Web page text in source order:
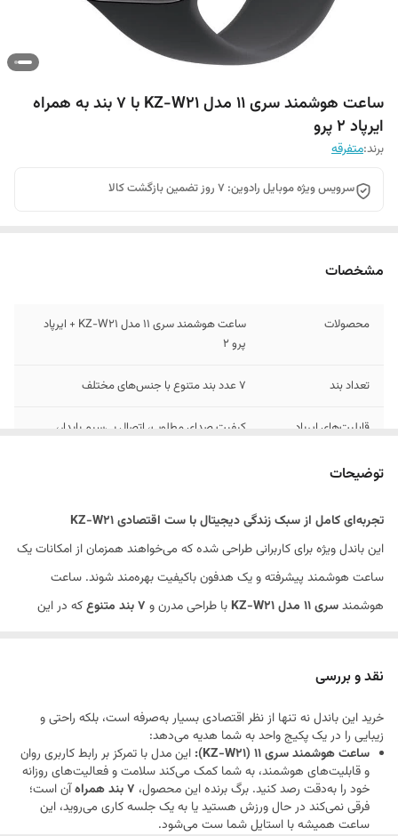
ساعت هوشمند سری 11 مدل KZ-W21 با 7 بند به همراه
ایرپاد 2 پرو
برند:متفرقه
سرویس ویژه موبایل رادوین: 7 روز تضمین بازگشت کالا
مشخصات
محصولات
ساعت هوشمند سری 11 مدل KZ-W21 + ایرپاد
پرو 2
تعداد بند 7 عدد بند متنوع با جنس‌های مختلف
قابلیت‌های ایرپاد
کیفیت صدای مطلوب، اتصال بی‌سیم پایدار،
طراحی مدرن، ارگونومیک و مناسب برای تمام سلیقه‌ها
توضیحات
تجربه‌ای کامل از سبک زندگی دیجیتال با ست اقتصادی KZ-W21
این باندل ویژه برای کاربرانی طراحی شده که می‌خواهند همزمان از امکانات یک
ساعت هوشمند پیشرفته و یک هدفون باکیفیت بهره‌مند شوند. ساعت
هوشمندسری 11 مدل KZ-W21 با طراحی مدرن و 7 بند متنوع
که در این
همراه همیشگی شما در گوش دادن به موسیقی و پاسخگویی به تماس‌ها
خواهد بود.
نقد و بررسی
خرید این باندل نه تنها از نظر اقتصادی بسیار به‌صرفه است، بلکه راحتی و
زیبایی را در یک پکیج واحد به شما هدیه می‌دهد:
ساعت هوشمند سری 11 (KZ-W21):
این مدل با تمرکز بر رابط کاربری روان
و قابلیت‌های هوشمند، به شما کمک می‌کند سلامت و فعالیت‌های روزانه
خود را به‌دقت رصد کنید. برگ برنده این محصول، 7 بند همراه
آن است؛
فرقی نمی‌کند در حال ورزش هستید یا به یک جلسه کاری می‌روید، این
ساعت همیشه با استایل شما ست می‌شود.